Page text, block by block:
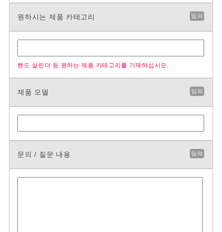
원하시는 제품 카테고리 임의
핸드 실린더 등 원하는 제품 카테고리를 기재하십시오.
제품 모델 임의
문의 / 질문 내용 임의